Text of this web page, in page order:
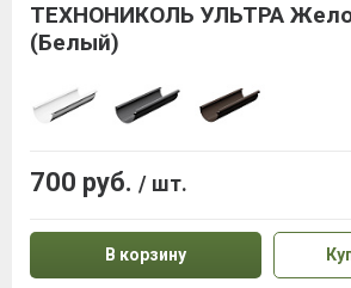
ТЕХНОНИКОЛЬ УЛЬТРА
(Белый)
700 руб. / шт.
В корзину